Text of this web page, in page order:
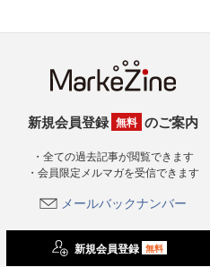
新規会員登録 無料 のご案内
・全ての過去記事が閲覧できます
・会員限定メルマガを受信できます
メールバックナンバー
新規会員登録 無料